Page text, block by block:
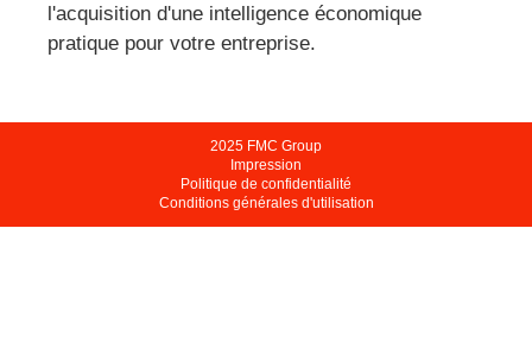
l'acquisition d'une intelligence économique
pratique pour votre entreprise.
2025 FMC Group
Impression
Politique de confidentialité
Conditions générales d'utilisation